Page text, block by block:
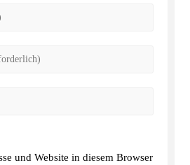
und Website in diesem Browser